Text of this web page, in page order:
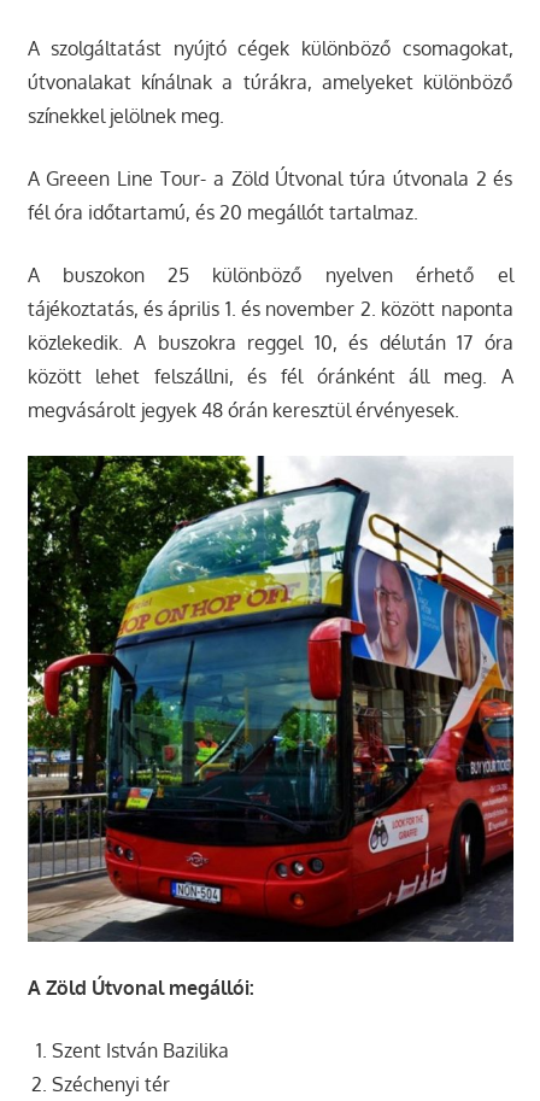
A szolgáltatást nyújtó cégek különböző csomagokat,
útvonalakat kínálnak a túrákra, amelyeket különböző
színekkel jelölnek meg.
A Greeen Line Tour- a Zöld Útvonal túra útvonala 2 és
fél óra időtartamú, és 20 megállót tartalmaz.
A buszokon 25 különböző nyelven érhető el
tájékoztatás, és április 1. és november 2. között naponta
közlekedik. A buszokra reggel 10, és délután 17 óra
között lehet felszállni, és fél óránként áll meg. A
megvásárolt jegyek 48 órán keresztül érvényesek.
A Zöld Útvonal megállói:
Szent István Bazilika
Széchenyi tér